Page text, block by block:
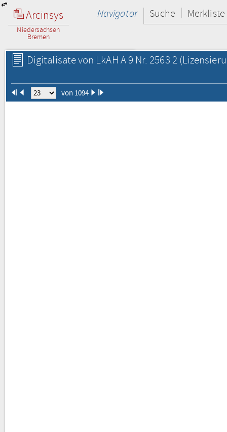
Arcinsys
Niedersachsen
Bremen
Navigator Suche Merkliste
Digitalisate von LkAH A 9 Nr. 2563 2
von 1094